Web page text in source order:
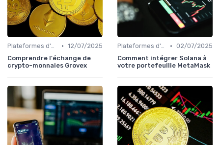
Plateformes d'échange et portefeuilles • 12/07/2025
Comprendre l'échange de
crypto-monnaies Grovex
Plateformes d'échange et portefeuilles • 02/07/2025
Comment intégrer Solana à
votre portefeuille MetaMask